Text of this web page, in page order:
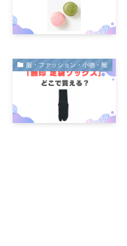
服・ファッション・小物・靴